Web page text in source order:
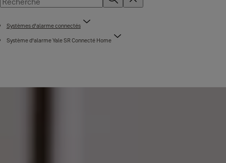
Systèmes d'alarme connectés
Système d'alarme Yale SR Connecté Home